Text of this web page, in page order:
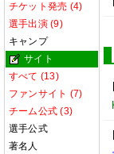
チケット発売 (4)
選手出演 (9)
キャンプ
サイト
すべて (13)
ファンサイト (7)
チーム公式 (3)
選手公式
著名人